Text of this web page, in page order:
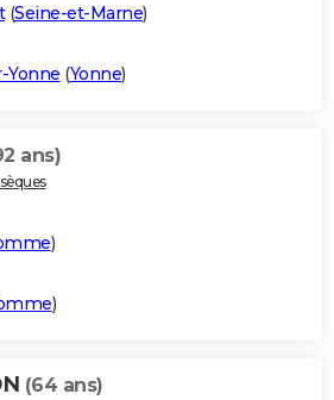
(Seine-et-Marne)
Yonne (Yonne)
ans)
)
)
(64 ans)